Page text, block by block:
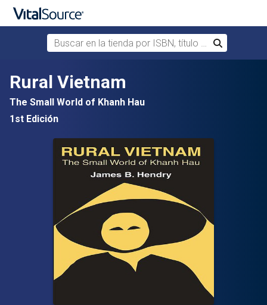
Saltar al contenido principal
Buscar en la tienda por ISBN, título o autor
Buscar
Rural Vietnam
The Small World of Khanh Hau
1st Edición